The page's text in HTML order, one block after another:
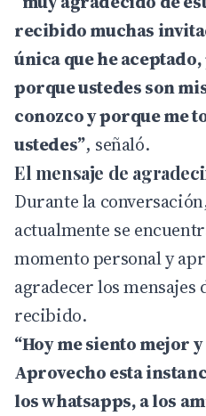
recibido muchas
única que he
porque ustedes son
conozco y porque me
ustedes”, señaló.
El mensaje de
Durante la
actualmente se
momento personal y
agradecer los mensajes
recibido.
“Hoy me siento mejor
Aprovecho esta
los whatsapps, a los